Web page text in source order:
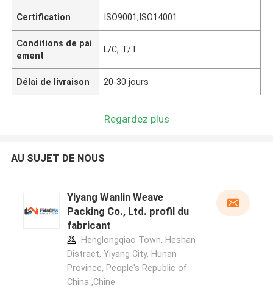
Certification ISO9001;ISO14001
Conditions de pai
ement
L/C, T/T
Délai de livraison 20-30 jours
Regardez plus
AU SUJET DE NOUS
Yiyang Wanlin Weave
Packing Co., Ltd. profil du
fabricant
Henglongqiao Town, Heshan
Distract, Yiyang City, Hunan
Province, People's Republic of
China ,Chine